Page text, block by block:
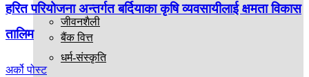
जीवनशैली
धर्म-संस्कृति
बैंक वित्त
हरित परियोजना अन्तर्गत बर्दियाका कृषि व्यवसायीलाई क्षमता विकास
तालिम
अर्को पोस्ट